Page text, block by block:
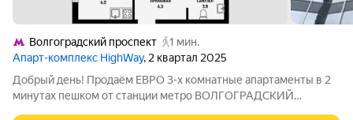
Волгоградский проспект
1 мин.
Апарт-комплекс HighWay, 2 квартал 2025
Добрый день! Продаём ЕВРО 3-х комнатные апартаменты в 2
минутах пешком от станции метро ВОЛГОГРАДСКИЙ